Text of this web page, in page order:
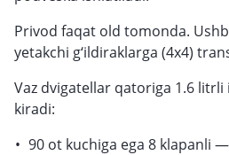
Privod faqat old tomonda.
yetakchi g‘ildiraklarga (4x4)
Vaz dvigatellar qatoriga 1.6
kiradi:
90 ot kuchiga ega 8 klapanli